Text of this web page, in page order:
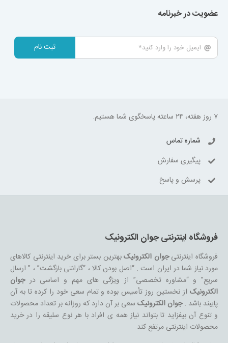
عضویت در خبرنامه
ثبت نام
۷ روز هفته، ۲۴ ساعته پاسخگوی شما هستیم.
شماره تماس
پیگیری سفارش
پرسش و پاسخ
فروشگاه اینترنتی جوان الکترونیک
فروشگاه اینترنتیجوان الکترونیکبهترین بستر برای خرید اینترنتی کالاهای
مورد نیاز شما در ایران است . “اصل بودن کالا ، “گارانتی بازگشت” ، ” ارسال
سریع” و “مشاوره تخصصی” از ویژگی های مهم و اساسی درجوان
الکترونیکاز نخستین روز تأسیس بوده و تمام سعی خود را کرده تا به آن
پایبند باشد .جوان الکترونیکسعی بر آن دارد که روزانه بر تعداد محصولات
و تنوع آن بیفزاید تا بتواند نیاز همه ی افراد با هر نوع سلیقه را در خرید
محصولات اینترنتی مرتفع کند.